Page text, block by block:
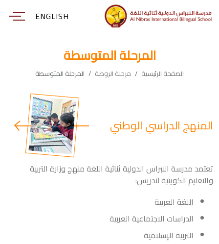
ENGLISH
المرحلة المتوسطة
الصفحة الرئيسية مرحلة الروضة المرحلة المتوسطة
المنهج الدراسي الوطني
تعتمد مدرسة النبراس الدولية ثنائية اللغة منهج وزارة التربية
والتعليم الكويتية لتدريس:
اللغة العربية
الدراسات الاجتماعية العربية
التربية الإسلامية